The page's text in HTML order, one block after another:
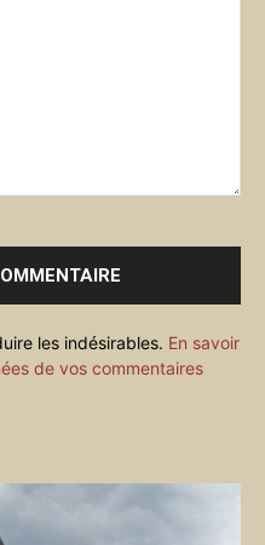
les indésirables. En savoir
de vos commentaires